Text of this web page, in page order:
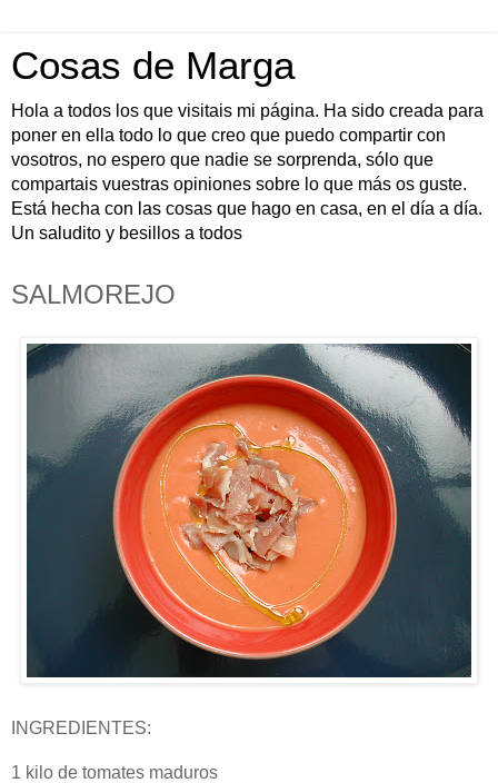
Cosas de Marga
Hola a todos los que visitais mi página. Ha sido creada para
poner en ella todo lo que creo que puedo compartir con
vosotros, no espero que nadie se sorprenda, sólo que
compartais vuestras opiniones sobre lo que más os guste.
Está hecha con las cosas que hago en casa, en el día a día.
Un saludito y besillos a todos
SALMOREJO
INGREDIENTES:
1 kilo de tomates maduros